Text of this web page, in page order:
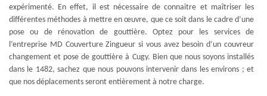
expérimenté. En effet, il est nécessaire de connaitre et maîtriser les
différentes méthodes à mettre en œuvre, que ce soit dans le cadre d’une
pose ou de rénovation de gouttière. Optez pour les services de
l’entreprise MD Couverture Zingueur si vous avez besoin d’un couvreur
changement et pose de gouttière à Cugy. Bien que nous soyons installés
dans le 1482, sachez que nous pouvons intervenir dans les environs ; et
que nos déplacements seront entièrement à notre charge.